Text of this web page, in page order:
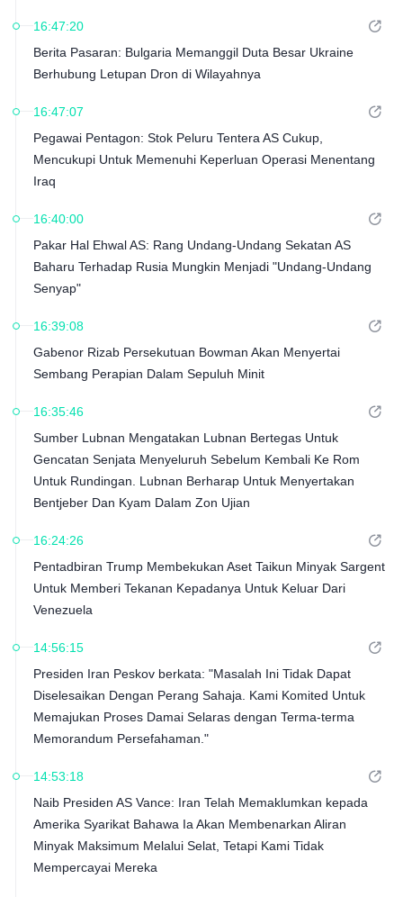
16:47:20
Berita Pasaran: Bulgaria Memanggil Duta Besar Ukraine
Berhubung Letupan Dron di Wilayahnya
16:47:07
Pegawai Pentagon: Stok Peluru Tentera AS Cukup,
Mencukupi Untuk Memenuhi Keperluan Operasi Menentang
Iraq
16:40:00
Pakar Hal Ehwal AS: Rang Undang-Undang Sekatan AS
Baharu Terhadap Rusia Mungkin Menjadi "Undang-Undang
Senyap"
16:39:08
Gabenor Rizab Persekutuan Bowman Akan Menyertai
Sembang Perapian Dalam Sepuluh Minit
16:35:46
Sumber Lubnan Mengatakan Lubnan Bertegas Untuk
Gencatan Senjata Menyeluruh Sebelum Kembali Ke Rom
Untuk Rundingan. Lubnan Berharap Untuk Menyertakan
Bentjeber Dan Kyam Dalam Zon Ujian
16:24:26
Pentadbiran Trump Membekukan Aset Taikun Minyak Sargent
Untuk Memberi Tekanan Kepadanya Untuk Keluar Dari
Venezuela
14:56:15
Presiden Iran Peskov berkata: "Masalah Ini Tidak Dapat
Diselesaikan Dengan Perang Sahaja. Kami Komited Untuk
Memajukan Proses Damai Selaras dengan Terma-terma
Memorandum Persefahaman."
14:53:18
Naib Presiden AS Vance: Iran Telah Memaklumkan kepada
Amerika Syarikat Bahawa Ia Akan Membenarkan Aliran
Minyak Maksimum Melalui Selat, Tetapi Kami Tidak
Mempercayai Mereka